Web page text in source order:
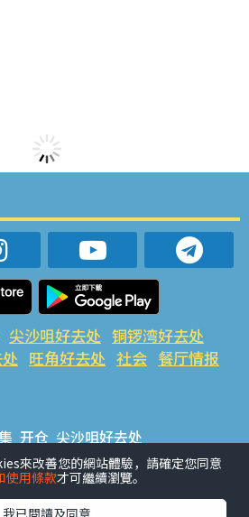
尖沙咀好去处 铜锣湾好去处
旺角好去处 社会 餐厅情报
开仓 尖沙咀好去处
处 荃湾好去处 旺角好去处 社会
來改善您的網站體驗，請確定您同意
使用條款才可繼續瀏覽。
我已閱讀及同意